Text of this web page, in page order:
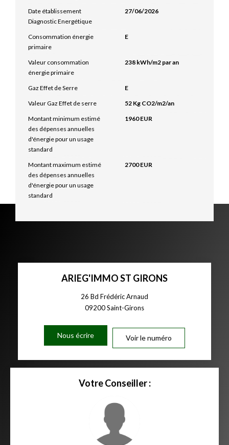
Date établissement
Diagnostic Energétique
27/06/2026
Consommation énergie
primaire
E
Valeur consommation
énergie primaire
238 kWh/m2 par an
Gaz Effet de Serre
E
Valeur Gaz Effet de serre
52 Kg CO2/m2/an
Montant minimum estimé
des dépenses annuelles
d'énergie pour un usage
standard
1960 EUR
Montant maximum estimé
des dépenses annuelles
d'énergie pour un usage
standard
2700 EUR
ARIEG'IMMO ST GIRONS
26 Bd Frédéric Arnaud
09200Saint-Girons
Nous écrire Voir le numéro
Votre Conseiller :